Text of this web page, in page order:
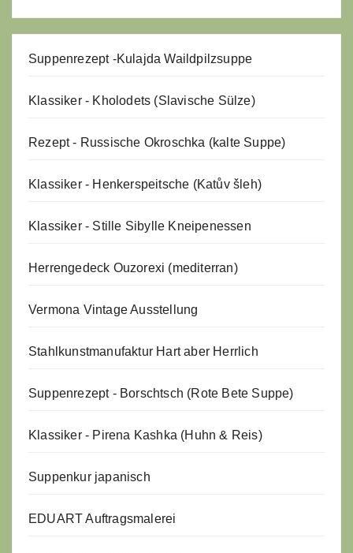
Suppenrezept -Kulajda Waildpilzsuppe
Klassiker - Kholodets (Slavische Sülze)
Rezept - Russische Okroschka (kalte Suppe)
Klassiker - Henkerspeitsche (Katův šleh)
Klassiker - Stille Sibylle Kneipenessen
Herrengedeck Ouzorexi (mediterran)
Vermona Vintage Ausstellung
Stahlkunstmanufaktur Hart aber Herrlich
Suppenrezept - Borschtsch (Rote Bete Suppe)
Klassiker - Pirena Kashka (Huhn & Reis)
Suppenkur japanisch
EDUART Auftragsmalerei